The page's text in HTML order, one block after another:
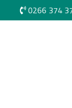
0266 374